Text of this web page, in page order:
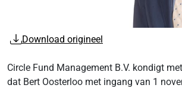
Download origineel
Circle Fund Management B.V. kondigt
dat Bert Oosterloo met ingang van 1